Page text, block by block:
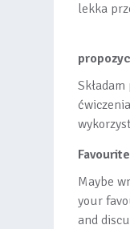
lekka
ćwiczenia
lub
listy, czy
wszys...
Maybe
your
and